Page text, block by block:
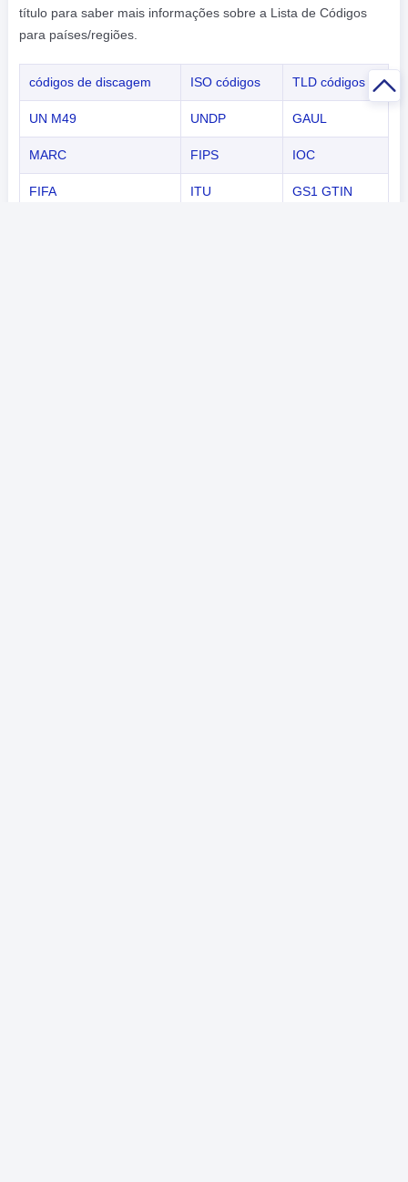
título para saber mais informações sobre a Lista de Códigos
para países/regiões.
códigos de discagem ISO códigos TLD códigos
UN M49 UNDP GAUL
MARC FIPS IOC
FIFA ITU GS1 GTIN